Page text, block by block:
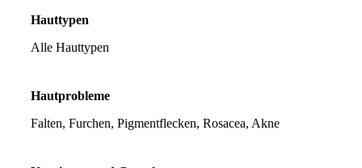
Hauttypen
Alle Hauttypen
Hautprobleme
Falten, Furchen, Pigmentflecken, Rosacea, Akne